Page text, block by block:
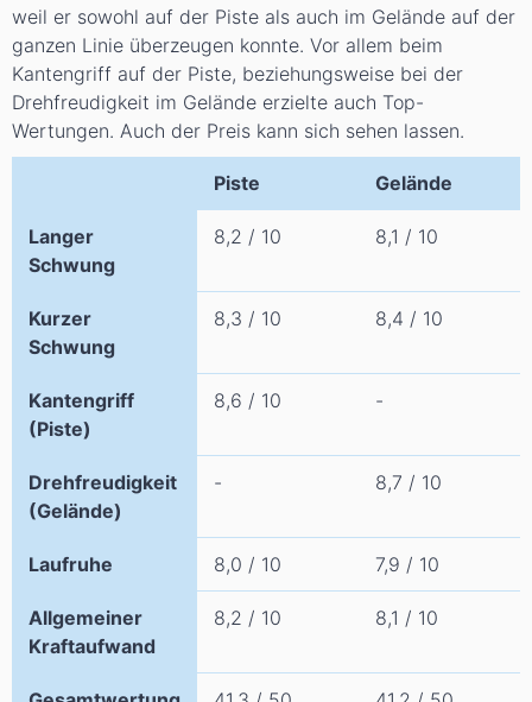
weil er sowohl auf der Piste als auch im Gelände auf der
ganzen Linie überzeugen konnte. Vor allem beim
Kantengriff auf der Piste, beziehungsweise bei der
Drehfreudigkeit im Gelände erzielte auch Top-
Wertungen. Auch der Preis kann sich sehen lassen.
Piste Gelände
Langer
Schwung
8,2 / 10 8,1 / 10
Kurzer
Schwung
8,3 / 10 8,4 / 10
Kantengriff
(Piste)
8,6 / 10 -
Drehfreudigkeit
(Gelände)
- 8,7 / 10
Laufruhe 8,0 / 10 7,9 / 10
Allgemeiner
Kraftaufwand
8,2 / 10 8,1 / 10